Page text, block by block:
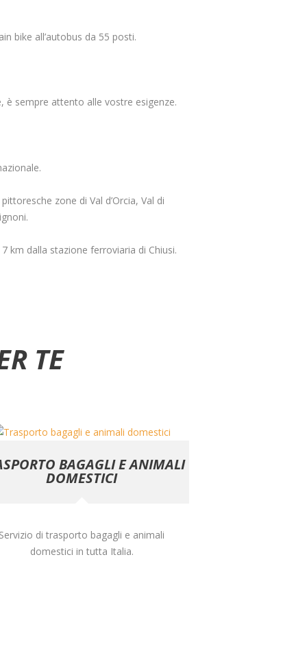
bike all’autobus da 55 posti.
è sempre attento alle vostre esigenze.
zone di Val d’Orcia, Val di
km dalla stazione ferroviaria di Chiusi.
TE
BAGAGLI E ANIMALI
DOMESTICI
Servizio di trasporto bagagli e animali
domestici in tutta Italia.